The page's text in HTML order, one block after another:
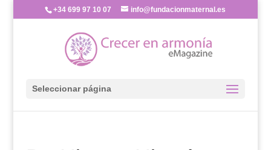
+34 699 97 10 07 info@fundacionmaternal.es
Seleccionar página